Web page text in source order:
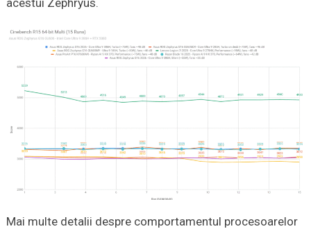
Mai multe detalii despre comportamentul procesoarelor